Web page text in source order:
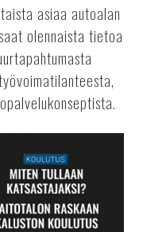
asiaa autoalan
olennaista tietoa